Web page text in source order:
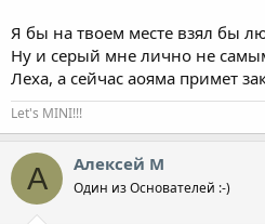
Я бы на твоем месте взял бы
Ну и серый мне лично не
Леха, а сейчас аояма примет
Let's MINI!!!
А Алексей М
Один из Основателей :-)